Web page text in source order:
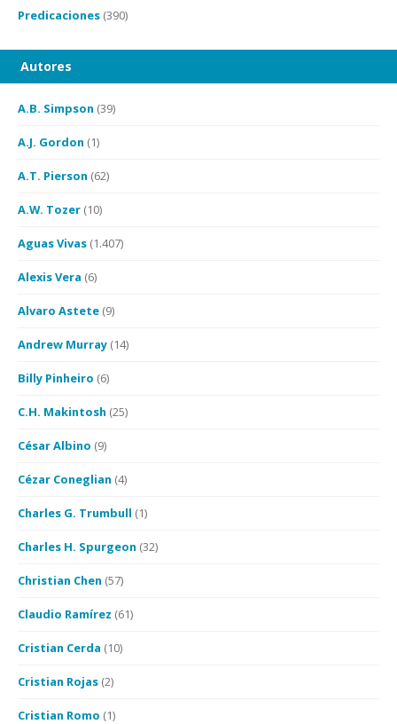
Predicaciones (390)
Autores
A.B. Simpson (39)
A.J. Gordon (1)
A.T. Pierson (62)
A.W. Tozer (10)
Aguas Vivas (1.407)
Alexis Vera (6)
Alvaro Astete (9)
Andrew Murray (14)
Billy Pinheiro (6)
C.H. Makintosh (25)
César Albino (9)
Cézar Coneglian (4)
Charles G. Trumbull (1)
Charles H. Spurgeon (32)
Christian Chen (57)
Claudio Ramírez (61)
Cristian Cerda (10)
Cristian Rojas (2)
Cristian Romo (1)